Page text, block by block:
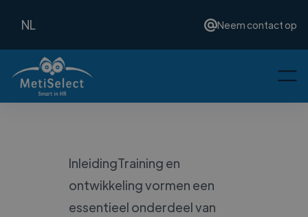
NL Neem contact op
InleidingTraining en
ontwikkeling vormen een
essentieel onderdeel van